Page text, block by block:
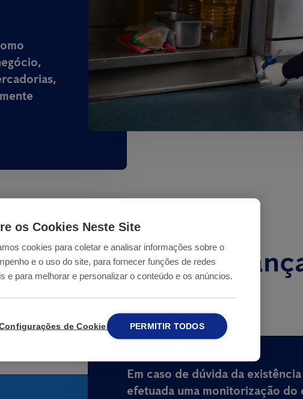
baratas em
Em caso de dúvida da
efetuada uma monitorização
os Cookies Neste Site
cookies para coletar e analisar informações sobre o
e o uso do site, para fornecer funções de redes
e para melhorar e personalizar o conteúdo e os anúncios.
de Cookies PERMITIR TODOS